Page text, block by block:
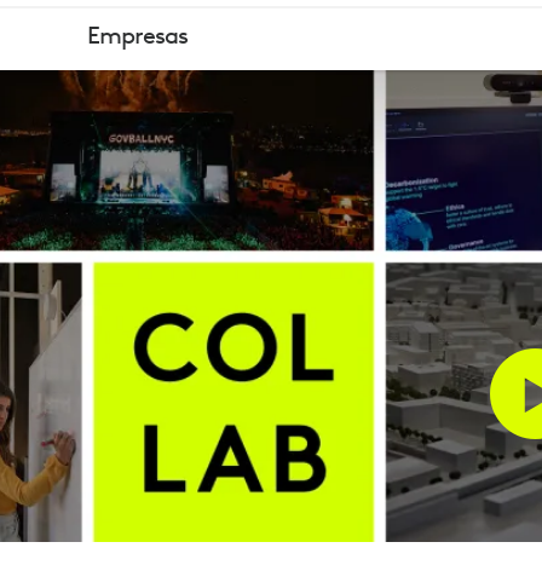
COLLAB
|
POR
LOGITECH
Empresas